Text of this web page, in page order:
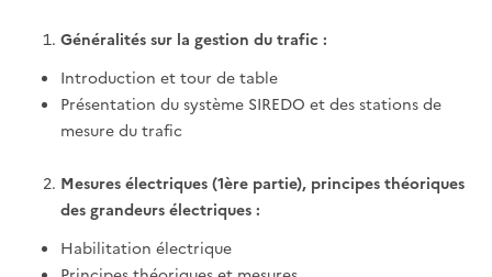
Généralités sur la gestion du trafic :
Introduction et tour de table
Présentation du système SIREDO et des stations de
mesure du trafic
Mesures électriques (1ère partie), principes théoriques
des grandeurs électriques :
Habilitation électrique